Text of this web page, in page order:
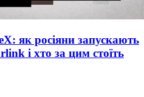
як росіяни запускають
і хто за цим стоїть